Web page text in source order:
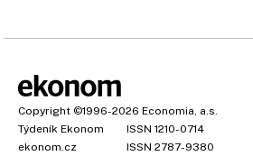
Copyright ©1996-2026 Economia, a.s.
Týdeník Ekonom
ISSN 1210-0714
ekonom.cz
ISSN 2787-9380